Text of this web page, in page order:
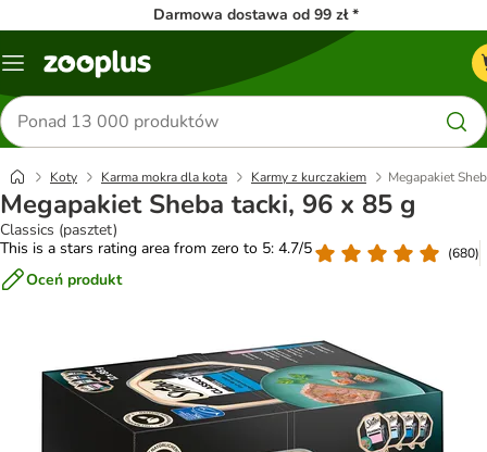
Darmowa dostawa od 99 zł *
Menu
Szukaj
produktów
Koty Karma mokra dla kota Karmy z kurczakiem Megapakiet
Megapakiet Sheba tacki, 96 x 85 g
Classics (pasztet)
This is a stars rating area from zero to 5: 4.7/5
(680)
Oceń produkt